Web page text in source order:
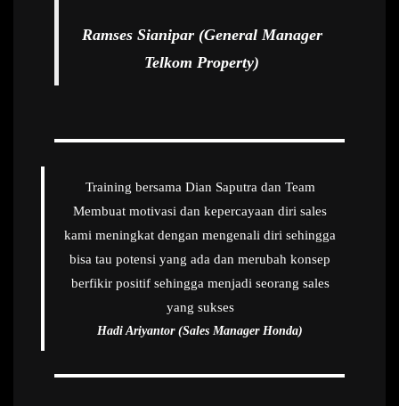
Ramses Sianipar (General Manager
Telkom Property)
Training bersama Dian Saputra dan Team
Membuat motivasi dan kepercayaan diri sales
kami meningkat dengan mengenali diri sehingga
bisa tau potensi yang ada dan merubah konsep
berfikir positif sehingga menjadi seorang sales
yang sukses
Hadi Ariyantor (Sales Manager Honda)